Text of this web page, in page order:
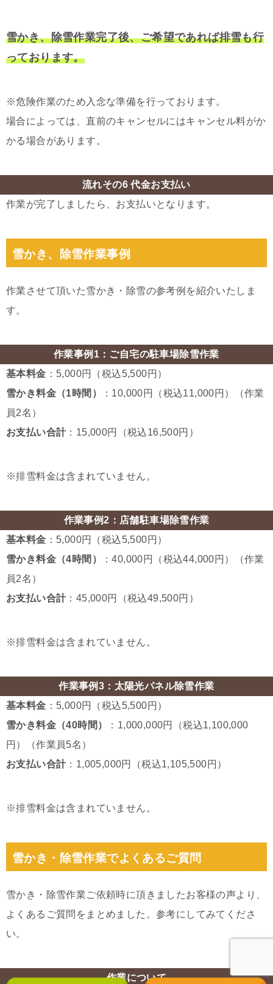
雪かき、除雪作業完了後、ご希望であれば排雪も行
っております。
※危険作業のため入念な準備を行っております。
場合によっては、直前のキャンセルにはキャンセル料がか
かる場合があります。
流れその6 代金お支払い
作業が完了しましたら、お支払いとなります。
雪かき、除雪作業事例
作業させて頂いた雪かき・除雪の参考例を紹介いたしま
す。
作業事例1：ご自宅の駐車場除雪作業
基本料金 ：5,000円（税込5,500円）
雪かき料金（1時間）
：10,000円（税込11,000円）（作業
員2名）
お支払い合計：15,000円（税込16,500円）
※排雪料金は含まれていません。
作業事例2：店舗駐車場除雪作業
基本料金 ：5,000円（税込5,500円）
雪かき料金（4時間）
：40,000円（税込44,000円）（作業
員2名）
お支払い合計：45,000円（税込49,500円）
※排雪料金は含まれていません。
作業事例3：太陽光パネル除雪作業
基本料金 ：5,000円（税込5,500円）
雪かき料金（40時間）
：1,000,000円（税込1,100,000
円）（作業員5名）
お支払い合計：1,005,000円（税込1,105,500円）
※排雪料金は含まれていません。
雪かき・除雪作業でよくあるご質問
雪かき・除雪作業ご依頼時に頂きましたお客様の声より、
よくあるご質問をまとめました。参考にしてみてくださ
い。
作業について